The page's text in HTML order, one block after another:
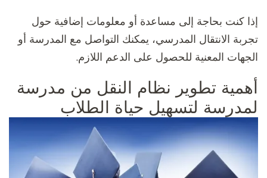
إذا كنت بحاجة إلى مساعدة أو معلومات إضافية حول
تجربة الانتقال المدرسي، يمكنك التواصل مع المدرسة أو
الجهات المعنية للحصول على الدعم اللازم.
أهمية تطوير نظام النقل من مدرسة
لمدرسة لتسهيل حياة الطلاب